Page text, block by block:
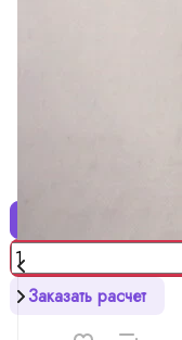
Заказать расчет